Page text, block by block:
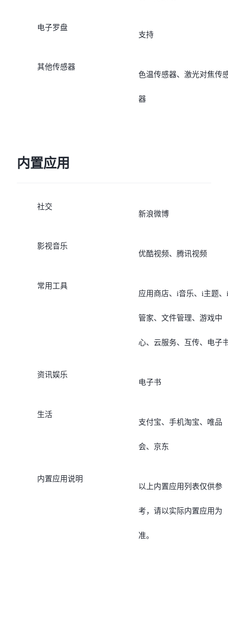
电子罗盘
支持
其他传感器
色温传感器、激光对焦传
器
内置应用
社交
新浪微博
影视音乐
优酷视频、腾讯视频
常用工具
应用商店、i音乐、i主题、i
管家、文件管理、游戏中
心、云服务、互传、电子
资讯娱乐
电子书
生活
支付宝、手机淘宝、唯品
会、京东
内置应用说明
以上内置应用列表仅供参
考，请以实际内置应用为
准。